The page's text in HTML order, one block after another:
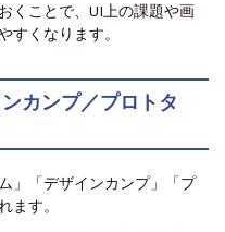
くことで、UI上の課題や画
すくなります。
カンプ／プロトタ
」「デザインカンプ」「プ
ます。